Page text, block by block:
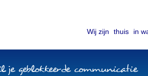
Wij zijn thuis in
je geblokkeerde communicatie